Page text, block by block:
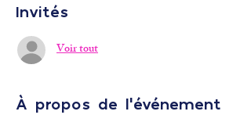
Invités
Voir tout
À propos de l'événement